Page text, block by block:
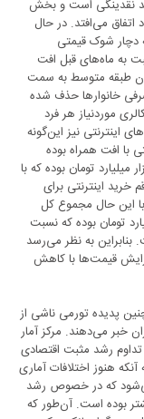
نقدینگی است و بخش
اتفاق می‌افتد. در حال
دچار شوک قیمتی
به ماه‌های قبل افت
طبقه متوسط به سمت
خانوارها حذف شده
موردنیاز هر فرد
اینترنتی نیز این‌گونه
با افت همراه بوده
مرداد ماه امسال حجم خرید اینترنتی ۶۵ هزار میلیارد تومان بوده که با
خرید اینترنتی برای
است. با این حال مجموع کل
پنج ماهه امسال ۳۱۹ هزار میلیارد تومان بوده که نسبت
داشته است. بنابراین به نظر می‌رسد
قیمت‌ها با کاهش
پدیده تورمی ناشی از
خبر می‌دهند. مرکز آمار
رشد مثبت اقتصادی
هنوز اختلافات آماری
می‌شود که در خصوص رشد
بوده است. آن‌طور که